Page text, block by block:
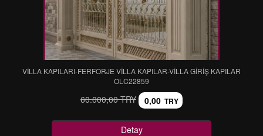
VİLLA KAPILARI-FERFORJE VİLLA KAPILAR-VİLLA GİRİŞ KAPILAR
OLC22859
60.000,00 TRY 0,00 TRY
Detay